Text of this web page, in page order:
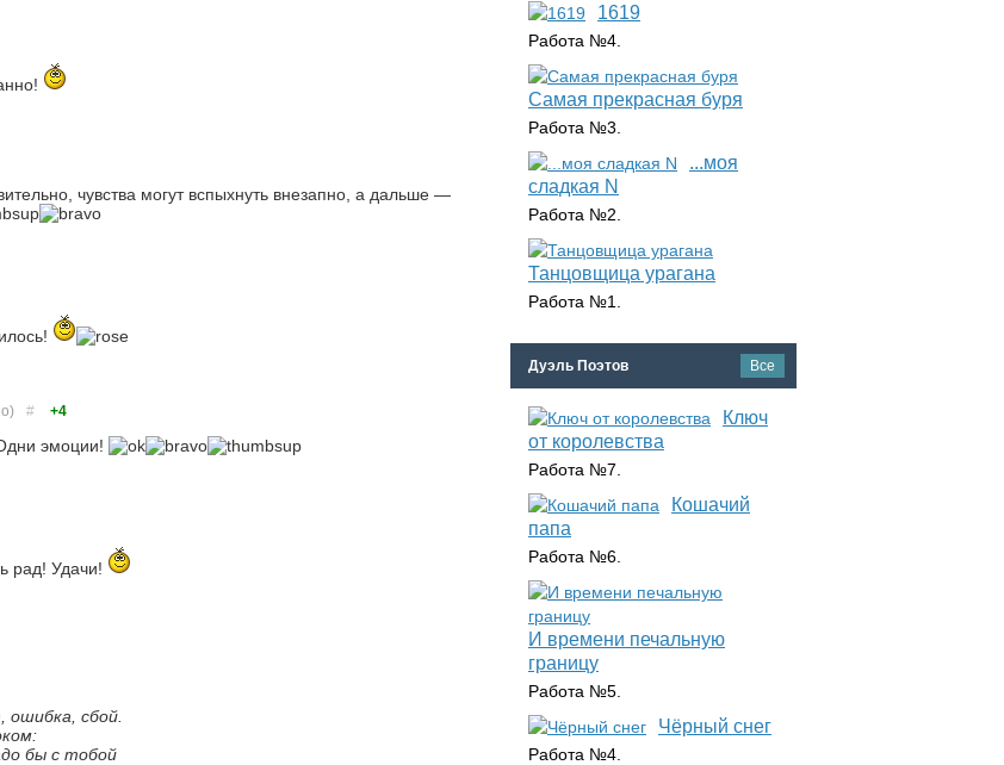
чувства могут вспыхнуть внезапно, а дальше —
# +4
эмоции!
рад! Удачи!
сбой.
бы с тобой
1619
Работа №4.
Самая прекрасная буря
Работа №3.
...моя
сладкая N
Работа №2.
Танцовщица урагана
Работа №1.
Дуэль Поэтов Все
Ключ
от королевства
Работа №7.
Кошачий
папа
Работа №6.
И времени печальную
границу
Работа №5.
Чёрный снег
Работа №4.